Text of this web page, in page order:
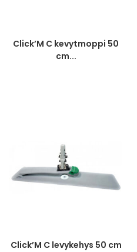
Click’M C kevytmoppi 50
cm...
Click’M C levykehys 50 cm